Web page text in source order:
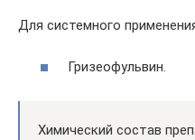
Для системного
Гризеофульвин.
Химический состав